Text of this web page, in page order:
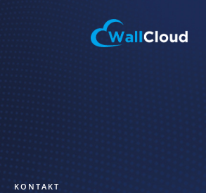
wallcloud.eu
Cloud-Lösungen für Ihr Business
KONTAKT